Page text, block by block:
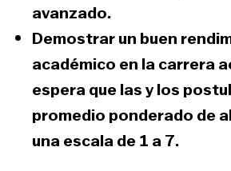
avanzado.
Demostrar un buen
académico en la carrera
espera que las y los
promedio ponderado de
una escala de 1 a 7.